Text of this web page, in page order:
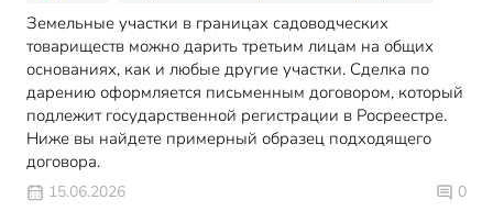
Земельные участки в границах садоводческих
товариществ можно дарить третьим лицам на общих
основаниях, как и любые другие участки. Сделка по
дарению оформляется письменным договором, который
подлежит государственной регистрации в Росреестре.
Ниже вы найдете примерный образец подходящего
договора.
15.06.2026 0